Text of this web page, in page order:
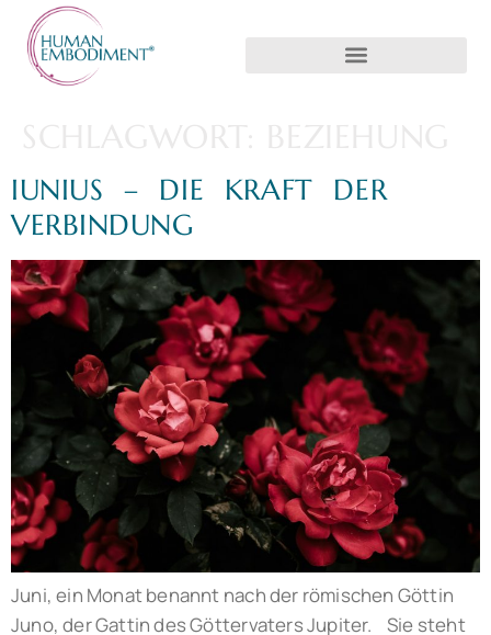
IUNIUS – DIE KRAFT DER
VERBINDUNG
Juni, ein Monat benannt nach der römischen Göttin
Juno, der Gattin des Göttervaters Jupiter. Sie steht